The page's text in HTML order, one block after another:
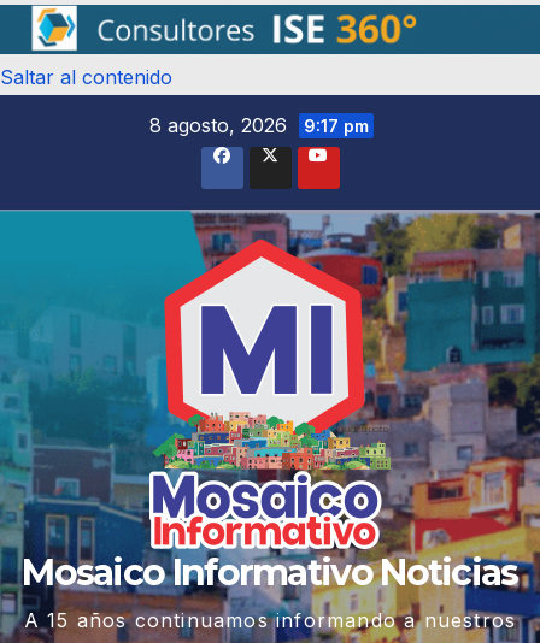
Saltar al contenido
8 agosto, 2026
9:17 pm
Mosaico Informativo Noticias
A 15 años continuamos informando a nuestros